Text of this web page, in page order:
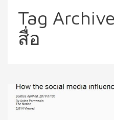
Tag
สื่อ